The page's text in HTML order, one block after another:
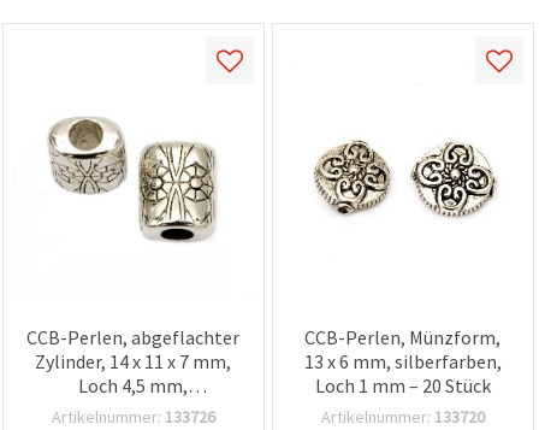
CCB-Perlen, abgeflachter
Zylinder, 14 x 11 x 7 mm,
Loch 4,5 mm,
silberfarben, 10 Stück
Artikelnummer: 133726
CCB-Perlen, Münzform,
13 x 6 mm, silberfarben,
Loch 1 mm – 20 Stück
Artikelnummer: 133720